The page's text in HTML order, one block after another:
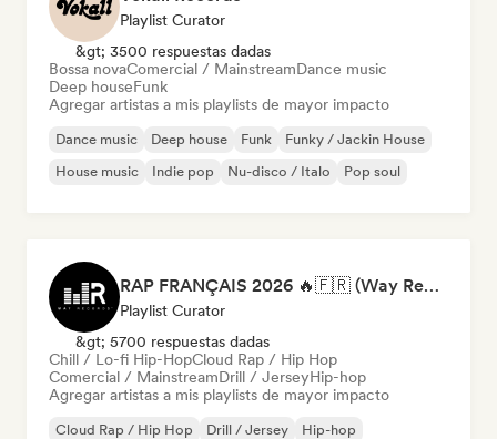
Playlist Curator
&gt; 3500 respuestas dadas
Bossa novaComercial / MainstreamDance music
Deep houseFunk
Agregar artistas a mis playlists de mayor impacto
Dance music Deep house Funk
Funky / Jackin House
House music
Indie pop Nu-disco / Italo Pop soul
RAP FRANÇAIS 2026 🔥🇫🇷 (Way Records)
Playlist Curator
&gt; 5700 respuestas dadas
Chill / Lo-fi Hip-HopCloud Rap / Hip Hop
Comercial / MainstreamDrill / JerseyHip-hop
Agregar artistas a mis playlists de mayor impacto
Cloud Rap / Hip Hop Drill / Jersey
Hip-hop